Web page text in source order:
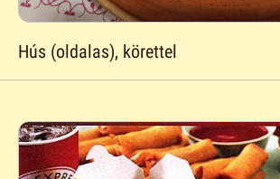
Hús (oldalas), körettel